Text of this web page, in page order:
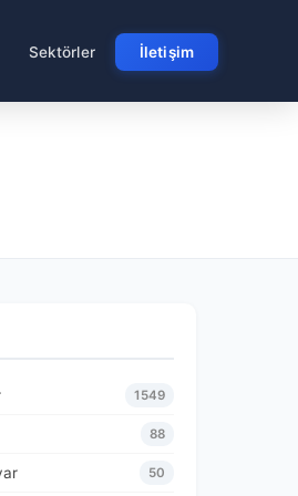
Sektörler İletişim
1549
88
50